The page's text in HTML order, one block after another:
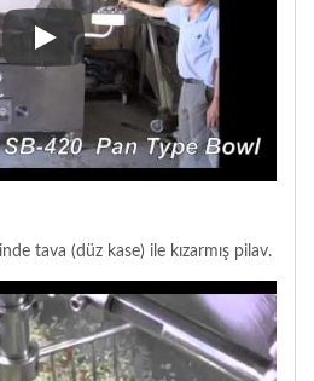
▼ SB-420 pişirme mikserini tava
tava (düz kase) ile kızarmış pilav.